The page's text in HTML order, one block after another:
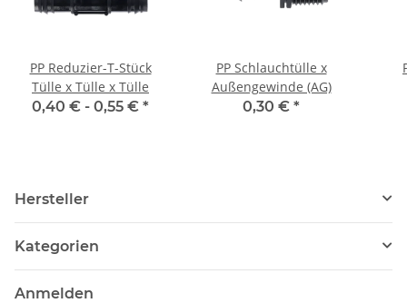
PP Reduzier-T-Stück
Tülle x Tülle x Tülle
0,40 € - 0,55 € *
PP Schlauchtülle x
Außengewinde (AG)
0,30 € *
Hersteller
Kategorien
Anmelden